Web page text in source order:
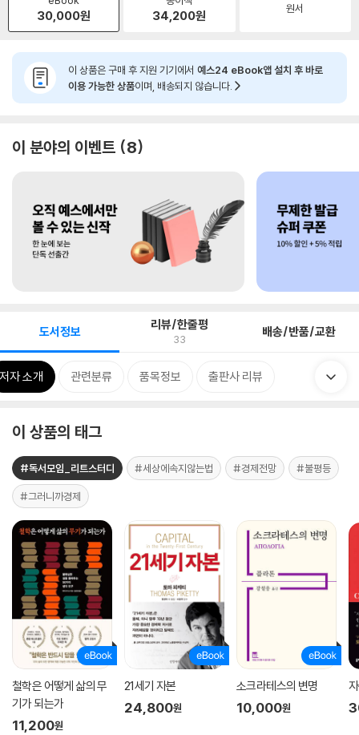
30,000원 34,200원 원서
이 상품은 구매 후 지원 기기에서 예스24 eBook앱 설치 후 바로
이용 가능한 상품이며, 배송되지 않습니다.
이 분야의 이벤트 8
도서정보 리뷰/한줄평
33 배송/반품/교환
저자 소개 관련분류 품목정보 출판사 리뷰
이 상품의 태그
#독서모임_리트스터디 #세상에속지않는법 #경제전망 #불평등
#그러니까경제
철학은 어떻게 삶의 무
기가 되는가
11,200원
21세기 자본
24,800원
소크라테스의 변명
10,000원